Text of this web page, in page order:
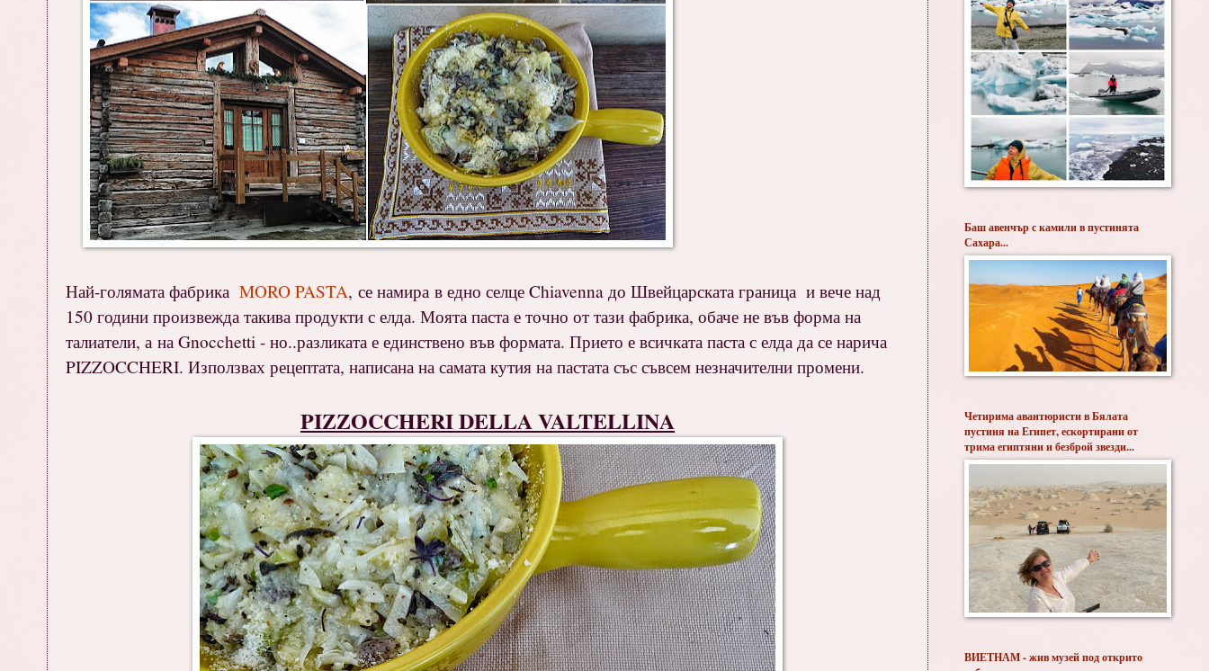
Най-голямата фабрика MORO PASTA, се намира в едно селце Chiavenna до Швейцарската граница и вече над
150 години произвежда такива продукти с елда. Моята паста е точно от тази фабрика, обаче не във форма на
талиатели, а на Gnocchetti - но..разликата е единствено във формата. Прието е всичката паста с елда да се нарича
PIZZOCCHERI. Използвах рецептата, написана на самата кутия на пастата със съвсем незначителни промени.
PIZZOCCHERI DELLA VALTELLINA
Баш авенчър с камили в пустинята
Сахара...
Четирима авантюристи в Бялата
пустиня на Египет, ескортирани от
трима египтяни и безброй звезди...
ВИЕТНАМ - жив музей под открито